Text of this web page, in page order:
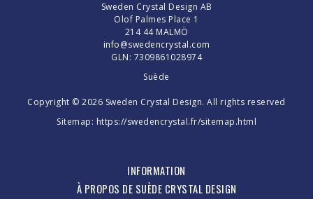
Sweden Crystal Design AB
Olof Palmes Place 1
214 44 MALMÖ
info@swedencrystal.com
GLN: 7309861028974
Suède
Copyright © 2026 Sweden Crystal Design. All rights reserved
Sitemap: https://swedencrystal.fr/sitemap.html
INFORMATION
À PROPOS DE SUÈDE CRYSTAL DESIGN